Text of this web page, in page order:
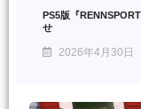
PS5版『
せ
2026年4月30日